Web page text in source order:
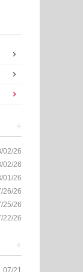
+
02/26
02/26
01/26
26/26
25/26
22/26
+
07/21